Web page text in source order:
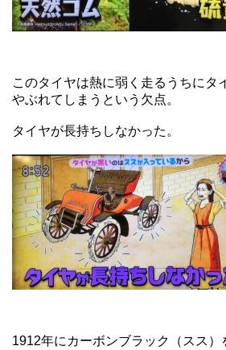
このタイヤは熱に弱く走るうちにタ
やぶれてしまうという欠点。
タイヤが長持ちしなかった。
1912年にカーボンブラック（スス）